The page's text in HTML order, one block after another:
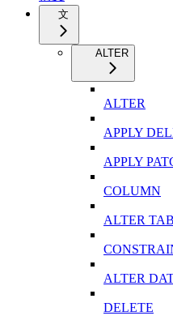
文
ALTER
ALTER
APPLY
APPLY
COLUMN
ALTER
ALTER
DELETE